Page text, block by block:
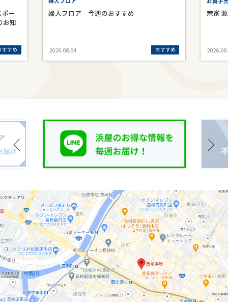
のおすすめ
おすすめ
宗家 源 吉兆庵